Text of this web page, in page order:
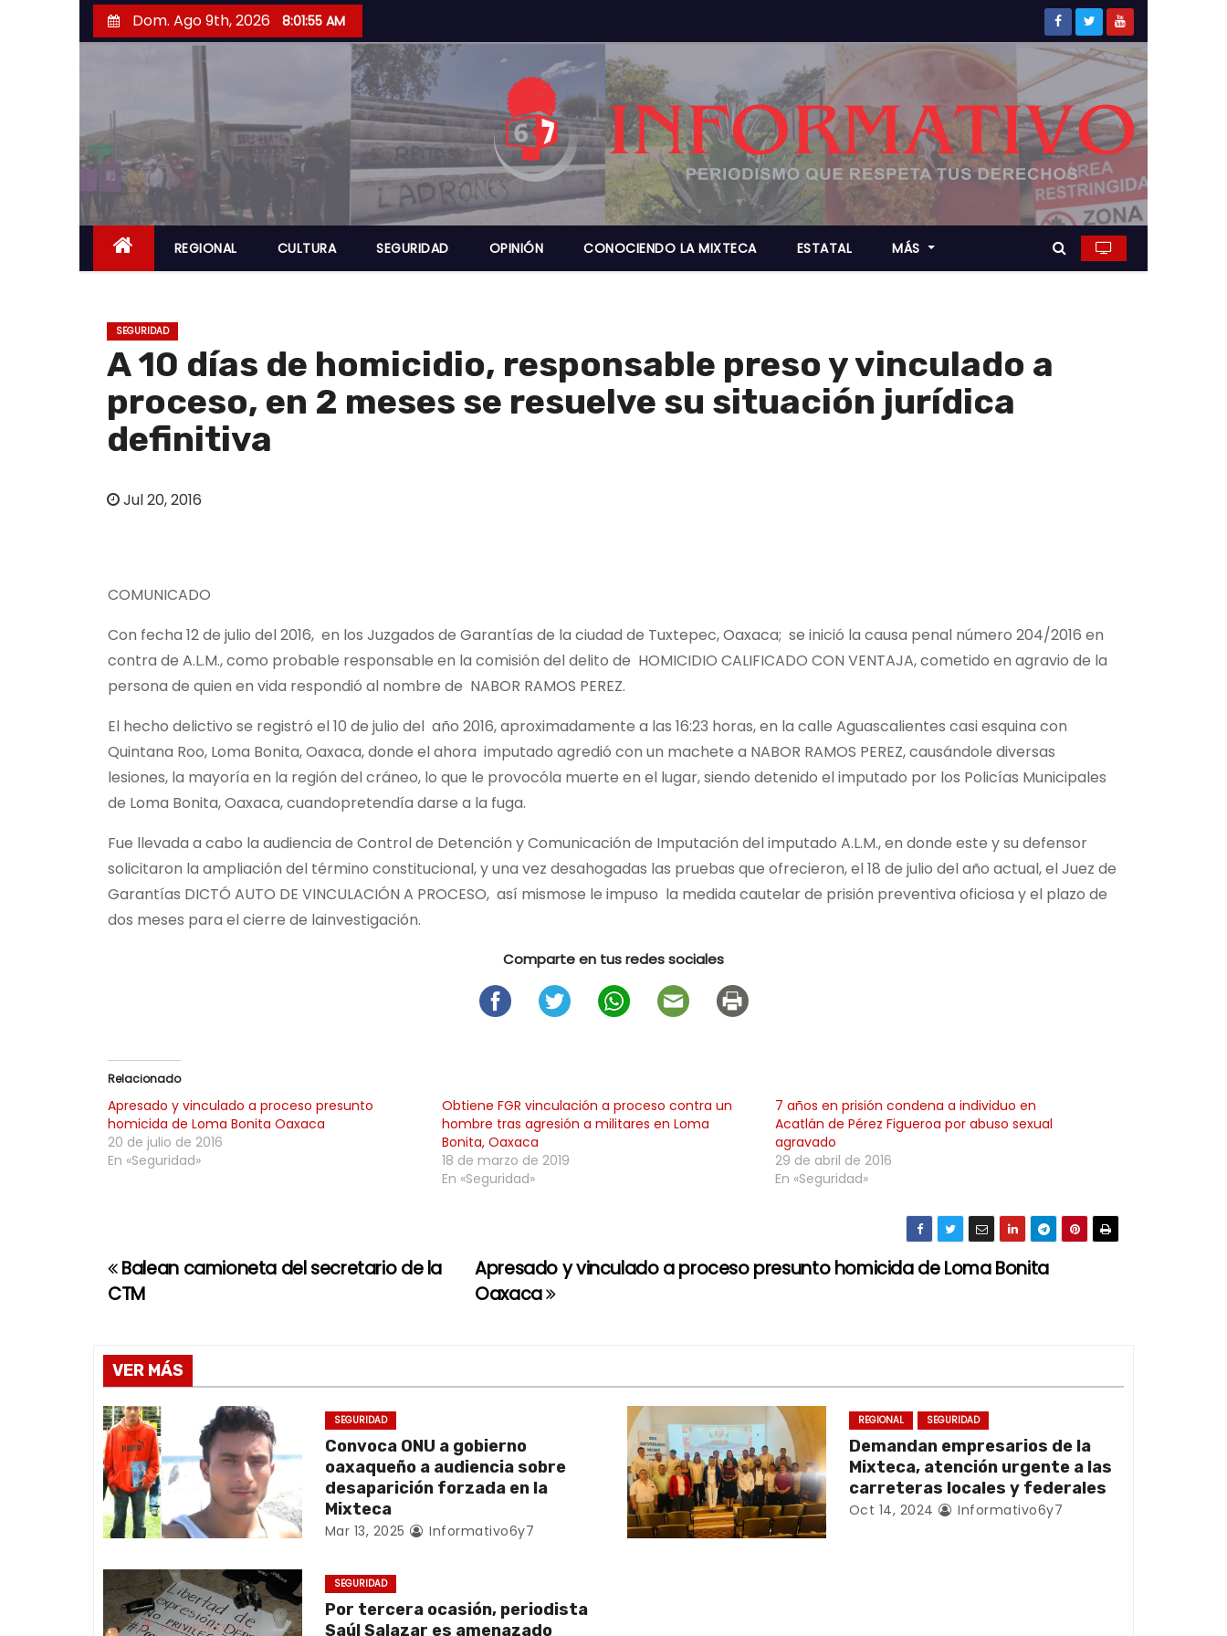
a
r
a
l
n
Dom. Ago 9th, 2026 8:01:56 AM
REGIONAL CULTURA SEGURIDAD OPINIÓN CONOCIENDO LA MIXTECA ESTATAL MÁS
SEGURIDAD
A 10 días de homicidio, responsable preso y vinculado a
proceso, en 2 meses se resuelve su situación jurídica
definitiva
Jul 20, 2016
COMUNICADO
Con fecha 12 de julio del 2016, en los Juzgados de Garantías de la ciudad de Tuxtepec, Oaxaca; se inició la causa penal número 204/2016 en
contra de A.L.M., como probable responsable en la comisión del delito de HOMICIDIO CALIFICADO CON VENTAJA, cometido en agravio de la
persona de quien en vida respondió al nombre de NABOR RAMOS PEREZ.
El hecho delictivo se registró el 10 de julio del año 2016, aproximadamente a las 16:23 horas, en la calle Aguascalientes casi esquina con
Quintana Roo, Loma Bonita, Oaxaca, donde el ahora imputado agredió con un machete a NABOR RAMOS PEREZ, causándole diversas
lesiones, la mayoría en la región del cráneo, lo que le provocóla muerte en el lugar, siendo detenido el imputado por los Policías Municipales
de Loma Bonita, Oaxaca, cuandopretendía darse a la fuga.
Fue llevada a cabo la audiencia de Control de Detención y Comunicación de Imputación del imputado A.L.M., en donde este y su defensor
solicitaron la ampliación del término constitucional, y una vez desahogadas las pruebas que ofrecieron, el 18 de julio del año actual, el Juez de
Garantías DICTÓ AUTO DE VINCULACIÓN A PROCESO, así mismose le impuso la medida cautelar de prisión preventiva oficiosa y el plazo de
dos meses para el cierre de lainvestigación.
Comparte en tus redes sociales
Relacionado
Apresado y vinculado a proceso presunto
homicida de Loma Bonita Oaxaca
20 de julio de 2016
En «Seguridad»
Obtiene FGR vinculación a proceso contra un
hombre tras agresión a militares en Loma
Bonita, Oaxaca
18 de marzo de 2019
En «Seguridad»
7 años en prisión condena a individuo en
Acatlán de Pérez Figueroa por abuso sexual
agravado
29 de abril de 2016
En «Seguridad»
N
v
e
g
a
c
i
ó
n
Apresado y vinculado a proceso presunto homicida de Loma Bonita
Oaxaca
Balean camioneta del secretario de la
CTM
VER MÁS
SEGURIDAD
Convoca ONU a gobierno
oaxaqueño a audiencia sobre
desaparición forzada en la
Mixteca
Mar 13, 2025 Informativo6y7
REGIONAL SEGURIDAD
Demandan empresarios de la
Mixteca, atención urgente a las
carreteras locales y federales
Oct 14, 2024 Informativo6y7
SEGURIDAD
Por tercera ocasión, periodista
Saúl Salazar es amenazado